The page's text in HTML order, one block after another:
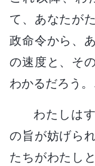
て、あなたが
政命令から、
の速度と、そ
わかるだろう。
わたしは
の旨が妨げら
たちがわたし